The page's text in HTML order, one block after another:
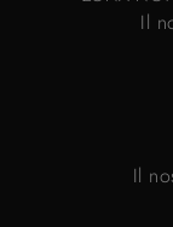
Il
Il